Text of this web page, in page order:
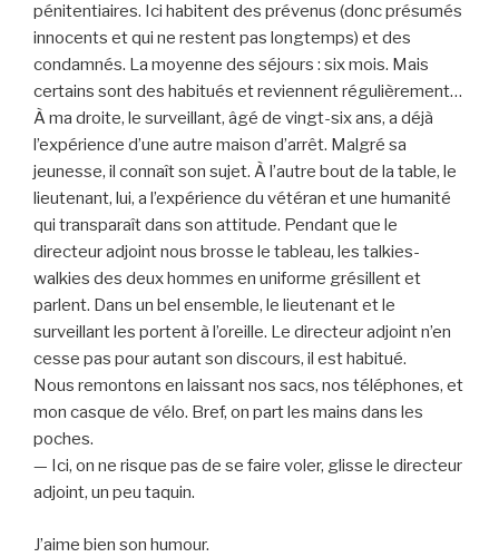
pénitentiaires. Ici habitent des prévenus (donc présumés
innocents et qui ne restent pas longtemps) et des
condamnés. La moyenne des séjours : six mois. Mais
certains sont des habitués et reviennent régulièrement…
À ma droite, le surveillant, âgé de vingt-six ans, a déjà
l’expérience d’une autre maison d’arrêt. Malgré sa
jeunesse, il connaît son sujet. À l’autre bout de la table, le
lieutenant, lui, a l’expérience du vétéran et une humanité
qui transparaît dans son attitude. Pendant que le
directeur adjoint nous brosse le tableau, les talkies-
walkies des deux hommes en uniforme grésillent et
parlent. Dans un bel ensemble, le lieutenant et le
surveillant les portent à l’oreille. Le directeur adjoint n’en
cesse pas pour autant son discours, il est habitué.
Nous remontons en laissant nos sacs, nos téléphones, et
mon casque de vélo. Bref, on part les mains dans les
poches.
— Ici, on ne risque pas de se faire voler, glisse le directeur
adjoint, un peu taquin.
J’aime bien son humour.